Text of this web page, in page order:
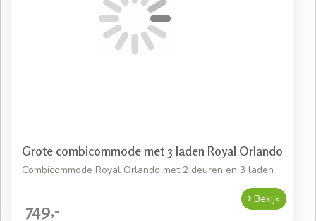
Grote combicommode met 3 laden Royal Orlando
Combicommode Royal Orlando met 2 deuren en 3 laden
749,-
Bekijk